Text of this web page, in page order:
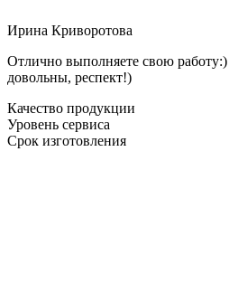
Ирина Криворотова
Отлично выполняете свою работу:)
довольны, респект!)
Качество продукции
Уровень сервиса
Срок изготовления